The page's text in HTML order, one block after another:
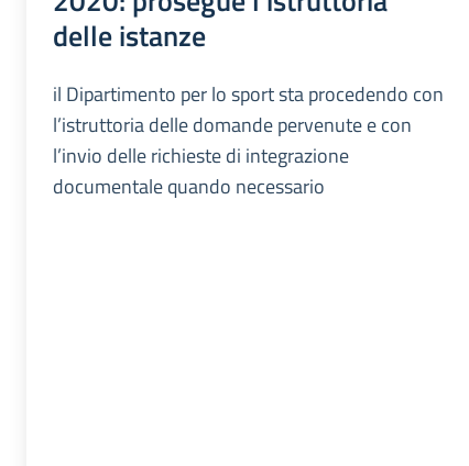
delle istanze
il Dipartimento per lo sport sta procedendo con
l’istruttoria delle domande pervenute e con
l’invio delle richieste di integrazione
documentale quando necessario